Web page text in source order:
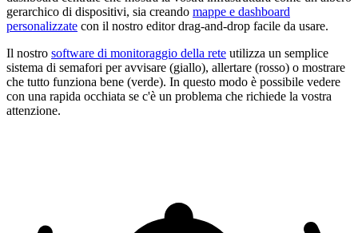
gerarchico di dispositivi, sia creando mappe e dashboard
personalizzate con il nostro editor drag-and-drop facile da usare.
Il nostro software di monitoraggio della rete utilizza un semplice
sistema di semafori per avvisare (giallo), allertare (rosso) o mostrare
che tutto funziona bene (verde). In questo modo è possibile vedere
con una rapida occhiata se c'è un problema che richiede la vostra
attenzione.